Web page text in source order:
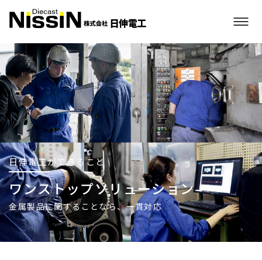
日伸電工ができること
ワンストップソリューション
金属製品に関することなら、一貫対応